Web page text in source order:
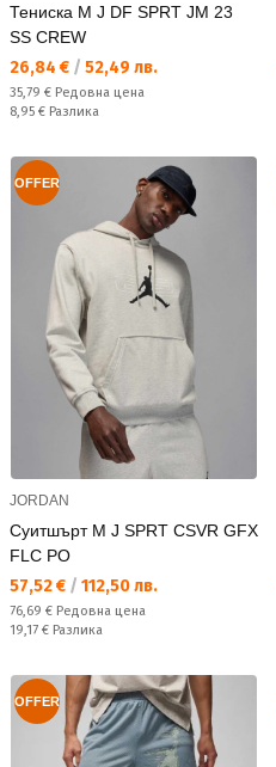
Тениска M J DF SPRT JM 23
SS CREW
Текуща цена:
26,84 € / 52,49 лв.
Редовна цена:
35,79 € Редовна цена
Спестявате:
8,95 € Разлика
OFFER
JORDAN
Суитшърт M J SPRT CSVR GFX
FLC PO
Текуща цена:
57,52 € / 112,50 лв.
Редовна цена:
76,69 € Редовна цена
Спестявате:
19,17 € Разлика
OFFER